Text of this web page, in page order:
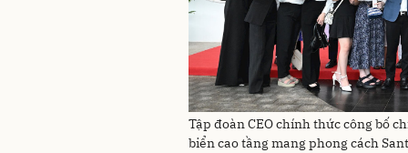
Tập đoàn CEO chính thức công bố
biển cao tầng mang phong cách